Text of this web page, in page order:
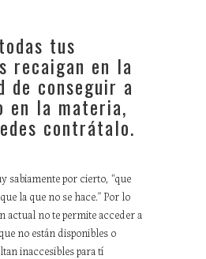
tus
recaigan en la
de conseguir a
en la materia,
contrátalo.
sabiamente por cierto, “que
la que no se hace.” Por lo
actual no te permite acceder a
no están disponibles o
inaccesibles para tí